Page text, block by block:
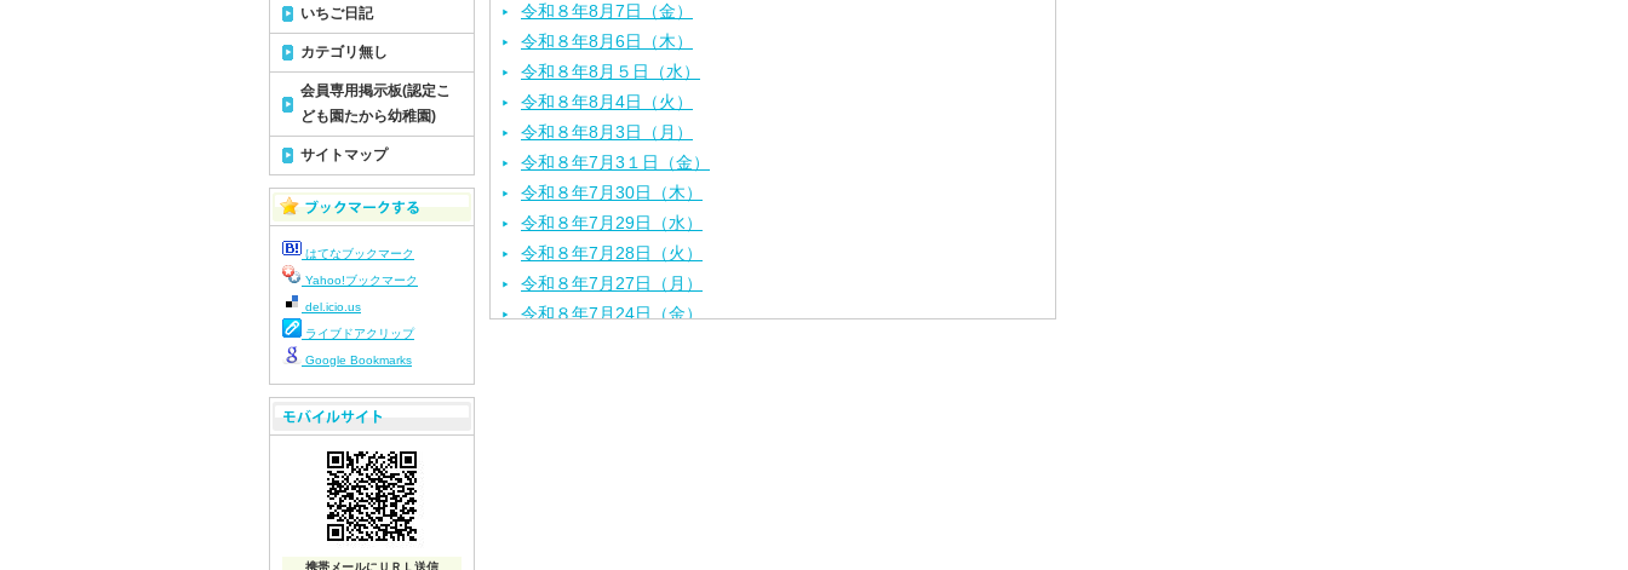
令和８年8月7日（金）
令和８年8月6日（木）
令和８年8月５日（水）
令和８年8月4日（火）
令和８年8月3日（月）
令和８年7月3１日（金）
令和８年7月30日（木）
令和８年7月29日（水）
令和８年7月28日（火）
令和８年7月27日（月）
令和８年7月24日（金）
いちご日記
カテゴリ無し
会員専用掲示板(認定こ
ども園たから幼稚園)
サイトマップ
はてなブックマーク
Yahoo!ブックマーク
del.icio.us
ライブドアクリップ
Google Bookmarks
携帯メールにＵＲＬ送信